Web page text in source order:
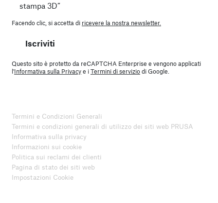
stampa 3D”
Facendo clic, si accetta di ricevere la nostra newsletter.
Iscriviti
Questo sito è protetto da reCAPTCHA Enterprise e vengono applicati
l'Informativa sulla Privacye iTermini di serviziodi Google.
Termini e Condizioni Generali
Termini e condizioni generali di utilizzo dei siti web PRUSA
Informativa sulla privacy
Informazioni sui cookie
Politica sui reclami dei clienti
Pagina di stato dei siti web
Impostazioni Cookie